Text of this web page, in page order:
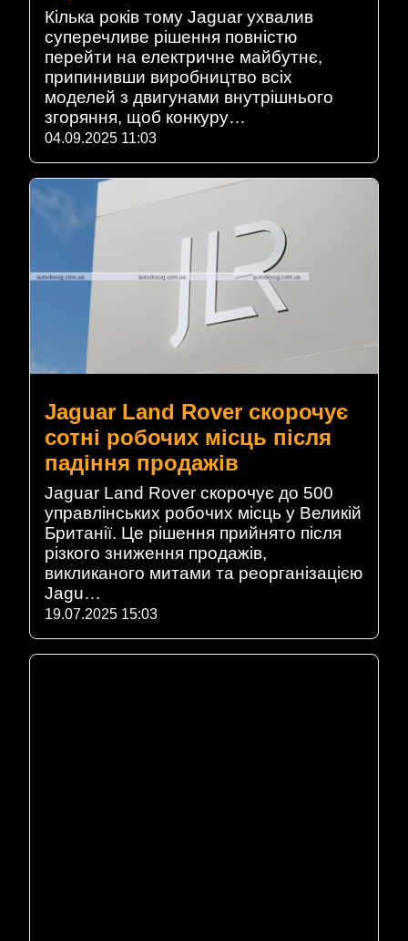
Кілька років тому Jaguar ухвалив
суперечливе рішення повністю
перейти на електричне майбутнє,
припинивши виробництво всіх
моделей з двигунами внутрішнього
згоряння, щоб конкуру…
04.09.2025 11:03
Jaguar Land Rover скорочує
сотні робочих місць після
падіння продажів
Jaguar Land Rover скорочує до 500
управлінських робочих місць у Великій
Британії. Це рішення прийнято після
різкого зниження продажів,
викликаного митами та реорганізацією
Jagu…
19.07.2025 15:03